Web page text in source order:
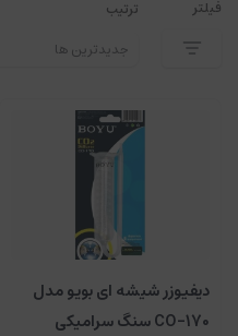
فیلتر ترتیب
دیفیوزر شیشه ای بویو مدل
CO-170 سنگ سرامیکی